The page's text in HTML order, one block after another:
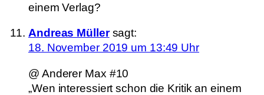
einem Verlag?
Andreas Müller sagt:
18. November 2019 um 13:49 Uhr
@ Anderer Max #10
„Wen interessiert schon die Kritik an einem